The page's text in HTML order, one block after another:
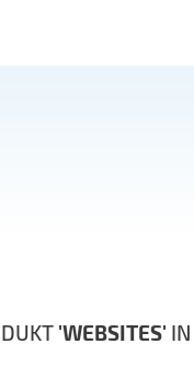
'WEBSITES' IN